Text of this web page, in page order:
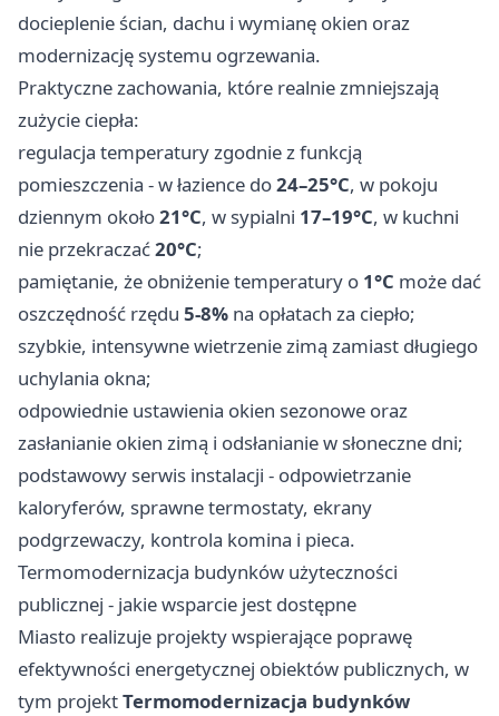
docieplenie ścian, dachu i wymianę okien oraz
modernizację systemu ogrzewania.
Praktyczne zachowania, które realnie zmniejszają
zużycie ciepła:
regulacja temperatury zgodnie z funkcją
pomieszczenia - w łazience do24–25°C, w pokoju
dziennym około21°C, w sypialni 17–19°C, w kuchni
nie przekraczać20°C;
pamiętanie, że obniżenie temperatury o 1°C może dać
oszczędność rzędu 5-8% na opłatach za ciepło;
szybkie, intensywne wietrzenie zimą zamiast długiego
uchylania okna;
odpowiednie ustawienia okien sezonowe oraz
zasłanianie okien zimą i odsłanianie w słoneczne dni;
podstawowy serwis instalacji - odpowietrzanie
kaloryferów, sprawne termostaty, ekrany
podgrzewaczy, kontrola komina i pieca.
Termomodernizacja budynków użyteczności
publicznej - jakie wsparcie jest dostępne
Miasto realizuje projekty wspierające poprawę
efektywności energetycznej obiektów publicznych, w
tym projektTermomodernizacja budynków